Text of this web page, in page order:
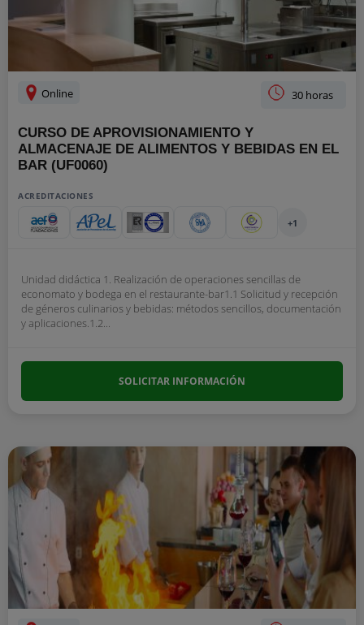
Online 30 horas
CURSO DE APROVISIONAMIENTO Y
ALMACENAJE DE ALIMENTOS Y BEBIDAS EN EL
BAR (UF0060)
ACREDITACIONES
+1
Unidad didáctica 1. Realización de operaciones sencillas de
economato y bodega en el restaurante-bar1.1 Solicitud y recepción
de géneros culinarios y bebidas: métodos sencillos, documentación
y aplicaciones.1.2...
SOLICITAR INFORMACIÓN